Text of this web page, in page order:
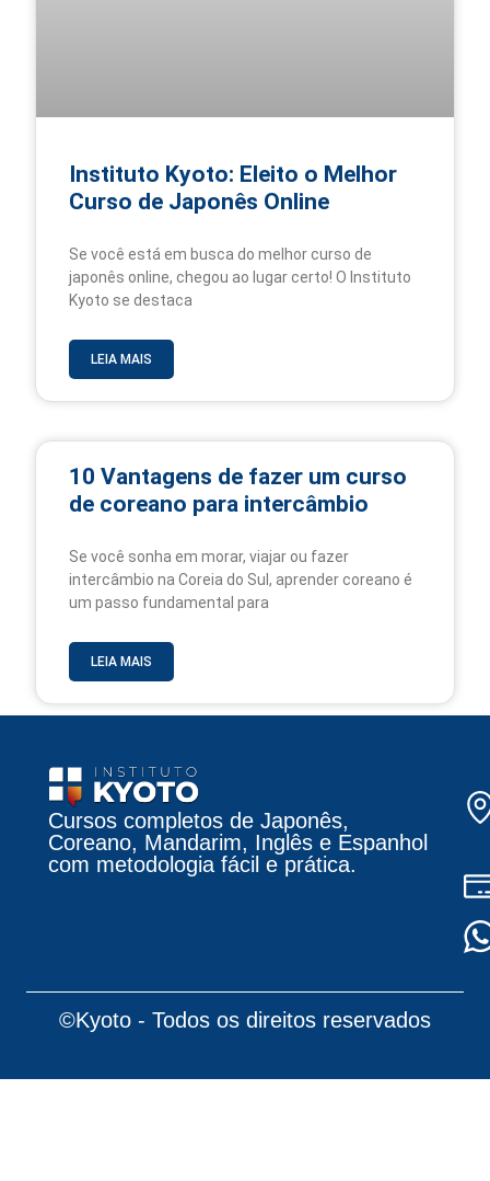
Instituto Kyoto: Eleito o Melhor
Curso de Japonês Online
Se você está em busca do melhor curso de
japonês online, chegou ao lugar certo! O Instituto
Kyoto se destaca
LEIA MAIS
10 Vantagens de fazer um curso
de coreano para intercâmbio
Se você sonha em morar, viajar ou fazer
intercâmbio na Coreia do Sul, aprender coreano é
um passo fundamental para
LEIA MAIS
Cursos completos de Japonês,
Coreano, Mandarim, Inglês e Espanhol
com metodologia fácil e prática.
©Kyoto - Todos os direitos reservados